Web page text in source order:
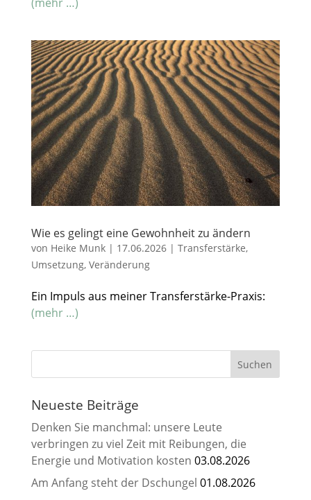
Wie es gelingt eine Gewohnheit zu ändern
von Heike Munk| 17.06.2026| Transferstärke,
Umsetzung, Veränderung
Ein Impuls aus meiner Transferstärke-Praxis:
(mehr …)
Neueste Beiträge
Denken Sie manchmal: unsere Leute
verbringen zu viel Zeit mit Reibungen, die
Energie und Motivation kosten 03.08.2026
Am Anfang steht der Dschungel 01.08.2026